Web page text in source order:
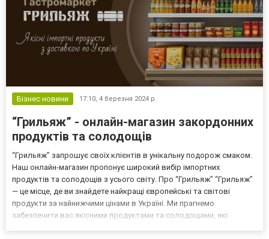
Бізнес новини 17:10, 4 березня 2024 р.
“Грильяж” - онлайн-магазин закордонних
продуктів та солодощів
“Грильяж” запрошує своїх клієнтів в унікальну подорож смаком.
Наш онлайн-магазин пропонує широкий вибір імпортних
продуктів та солодощів з усього світу. Про “Грильяж” “Грильяж”
— це місце, де ви знайдете найкращі європейські та світові
продукти за найнижчими цінами в Україні. Ми прагнемо
забезпечити вас якісними продуктами та солодощами, які